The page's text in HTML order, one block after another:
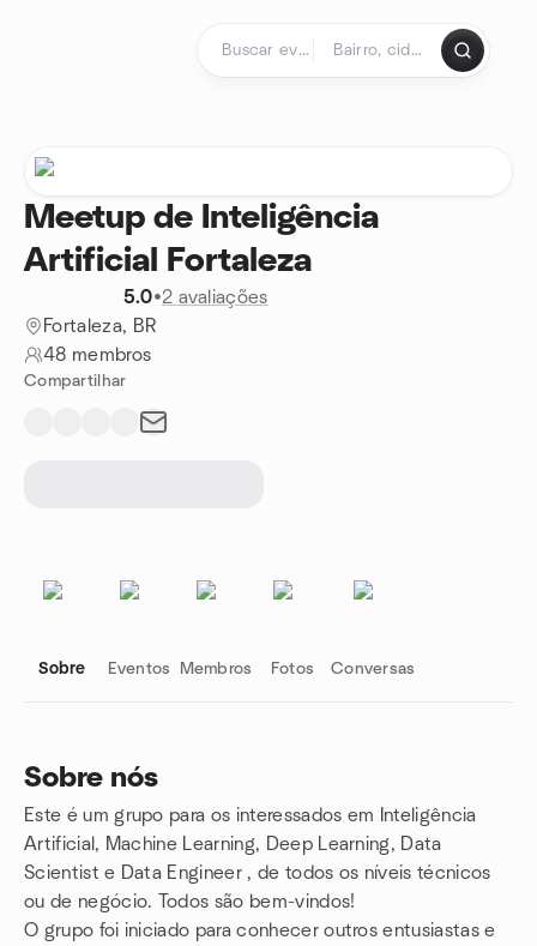
Meetup de Inteligência
Artificial Fortaleza
5.0•2 avaliações
Fortaleza, BR
48 membros
Compartilhar
Sobre Eventos Membros Fotos Conversas
Sobre nós
Este é um grupo para os interessados em Inteligência
Artificial, Machine Learning, Deep Learning, Data
Scientist e Data Engineer , de todos os níveis técnicos
ou de negócio. Todos são bem-vindos!
O grupo foi iniciado para conhecer outros entusiastas e
Links do grupo